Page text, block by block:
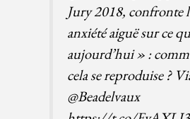
Jury 2018, confronte
anxiété aiguë sur ce
aujourd’hui » :
cela se reproduise ?
@Beadelvaux